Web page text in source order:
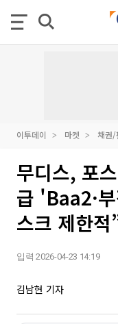
이투데이 마켓 채권/
무디스, 포
급 'Baa2·
스크 제한적
입력 2026-04-23 14:19
김남현 기자